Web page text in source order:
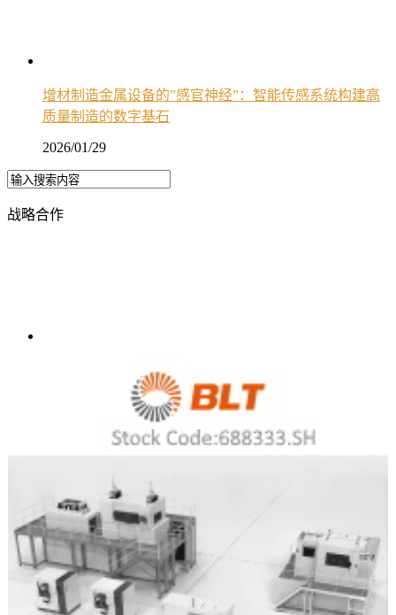
增材制造金属设备的”感官神经”：智能传感系统构建高
质量制造的数字基石
2026/01/29
战略合作